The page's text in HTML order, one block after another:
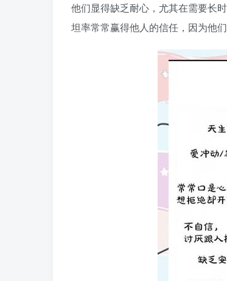
他们显得缺乏耐心，尤其在需要长
坦率常常赢得他人的信任，因为他